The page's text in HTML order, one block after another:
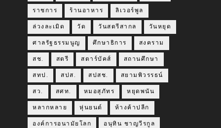
ราชการ ร้านอาหาร ลิเวอร์พูล
ล่วงละเมิด วัด วันสตรีสากล วันหยุด
ศาลรัฐธรรมนูญ ศึกษาธิการ สงคราม
สช. สตรี สตาร์บัคส์ สถานศึกษา
สทป. สปส. สปสช. สยามพิวรรธน์
สว. สศท. หมอสุภัทร หยุดพนัน
หลากหลาย หุ่นยนต์ ห้างค้าปลีก
องค์การอนามัยโลก อนุทิน ชาญวีรกูล